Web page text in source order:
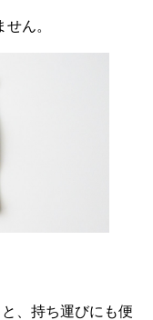
ん。
、持ち運びにも便